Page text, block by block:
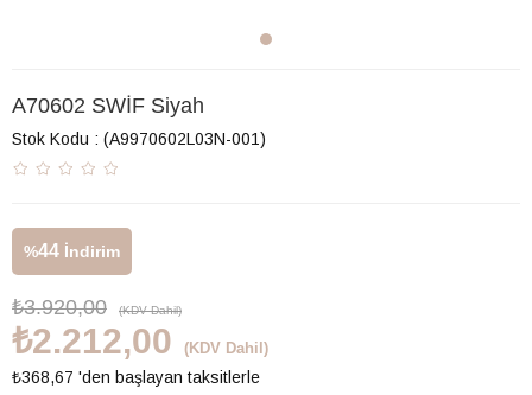
A70602 SWİF Siyah
Stok Kodu (A9970602L03N-001)
%44 İndirim
₺3.920,00 (KDV Dahil)
₺2.212,00 (KDV Dahil)
₺368,67 'den başlayan taksitlerle